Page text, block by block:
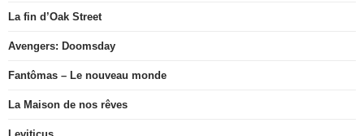
La fin d’Oak Street
Avengers: Doomsday
Fantômas – Le nouveau monde
La Maison de nos rêves